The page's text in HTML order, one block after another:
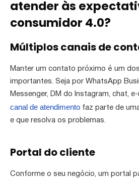
atender às
consumidor 4.0?
Múltiplos canais de
Manter um contato próximo é um
importantes. Seja por WhatsApp
Messenger, DM do Instagram, chat,
canal de atendimento faz parte de
e que resolva os problemas.
Portal do cliente
Conforme o seu negócio, um portal